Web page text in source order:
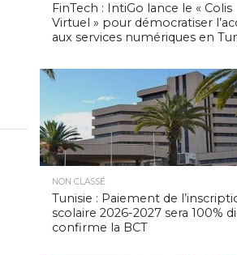
FinTech : IntiGo lance le « Colis
Virtuel » pour démocratiser
aux services numériques en
NON CLASSÉ
Tunisie : Paiement de
scolaire 2026-2027 sera 100%
confirme la BCT